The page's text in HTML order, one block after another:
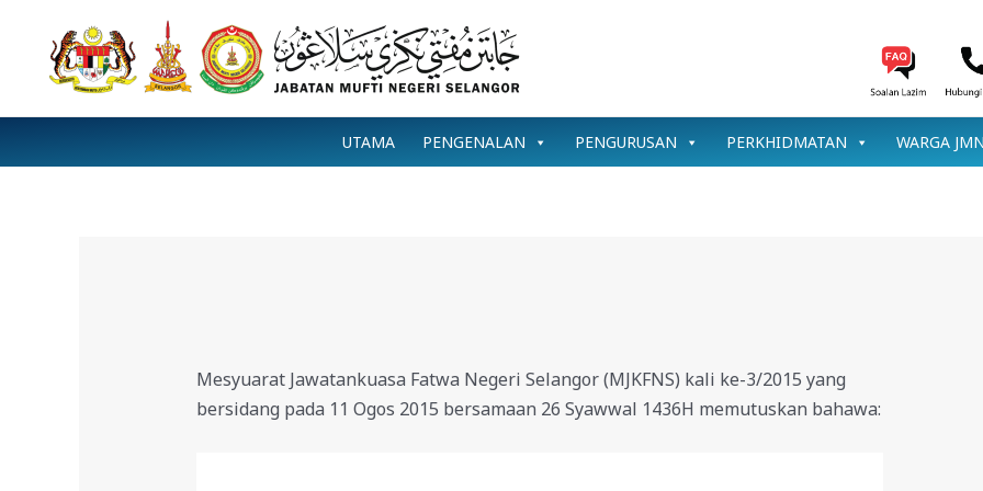
content
UTAMA PENGENALAN PENGURUSAN PERKHIDMATAN WARGA
Mesyuarat Jawatankuasa Fatwa Negeri Selangor (MJKFNS) kali ke-3/2015 yang
bersidang pada 11 Ogos 2015 bersamaan 26 Syawwal 1436H memutuskan bahawa: